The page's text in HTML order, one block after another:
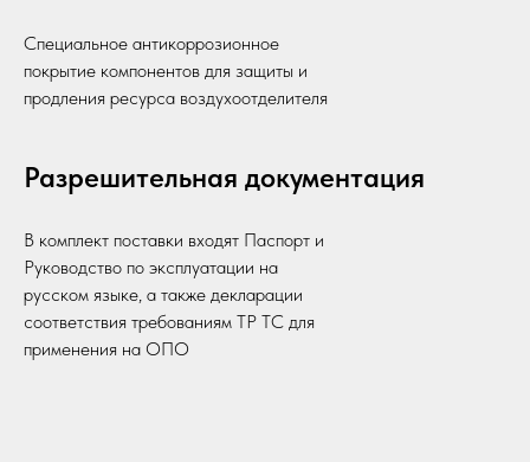
Специальное антикоррозионное
покрытие компонентов для защиты и
продления ресурса воздухоотделителя
Разрешительная документация
В комплект поставки входят Паспорт и
Руководство по эксплуатации на
русском языке, а также декларации
соответствия требованиям ТР ТС для
применения на ОПО